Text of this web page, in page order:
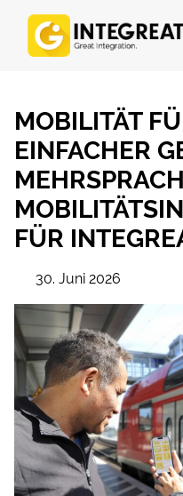
MOBILITÄT
EINFACHER
FÜR
30. Juni 2026